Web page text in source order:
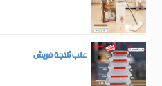
علب ثلاجة فريش